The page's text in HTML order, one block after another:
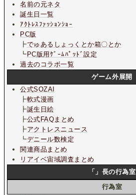
名前の元ネタ
誕生日一覧
ｱｸﾄﾚｽﾌｧｯｼｮﾝｼｮｰ
PC版
┣でゅあるしょっくとか箱〇とか
┗ PC版用ｹﾞｰﾑﾊﾟｯﾄﾞ設定
過去のコラボ一覧
ゲーム外展開
公式SOZAI
┣軟式漫画
┣誕生日絵
┣公式FAQまとめ
┣アクトレスニュース
┗デニール数検定
関連商品まとめ
リアイベ宙域調査まとめ
「」長の行為室
行為室